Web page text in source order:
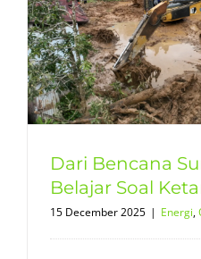
Dari Bencana
Belajar Soal
15 December 2025 | Energi,